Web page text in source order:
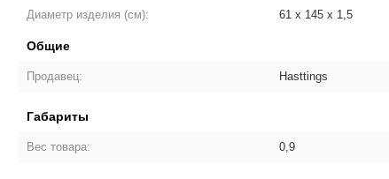
Диаметр изделия (см): 61 x 145 x 1,5
Общие
Продавец: Hasttings
Габариты
Вес товара: 0,9